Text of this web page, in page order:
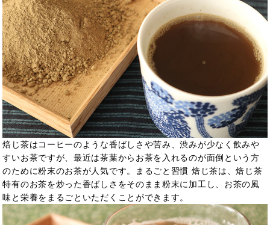
焙じ茶はコーヒーのような香ばしさや苦み、渋みが少なく飲みや
すいお茶ですが、最近は茶葉からお茶を入れるのが面倒という方
のために粉末のお茶が人気です。まるごと習慣 焙じ茶は、焙じ茶
特有のお茶を炒った香ばしさをそのまま粉末に加工し、お茶の風
味と栄養をまるごといただくことができます。